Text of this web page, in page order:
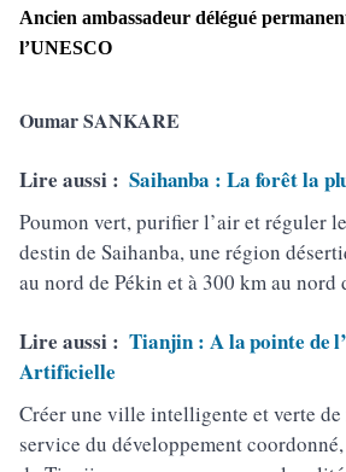
Ancien ambassadeur délégué
l’UNESCO
Oumar SANKARE
Lire aussi : Saihanba : La forêt la
Poumon vert, purifier l’air et réguler
destin de Saihanba, une région
au nord de Pékin et à 300 km au nord
Lire aussi : Tianjin : A la pointe de
Artificielle
Créer une ville intelligente et verte
service du développement